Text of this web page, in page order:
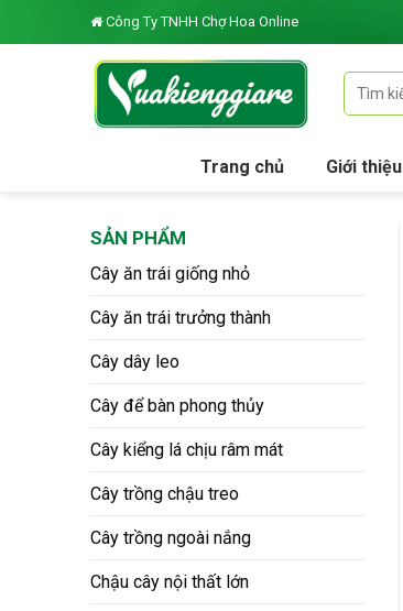
to
Công Ty TNHH Chợ Hoa Online
Tìm
kiếm:
Trang chủ Giới thiệu
SẢN PHẨM
Cây ăn trái giống nhỏ
Cây ăn trái trưởng thành
Cây dây leo
Cây để bàn phong thủy
Cây kiểng lá chịu râm mát
Cây trồng chậu treo
Cây trồng ngoài nắng
Chậu cây nội thất lớn